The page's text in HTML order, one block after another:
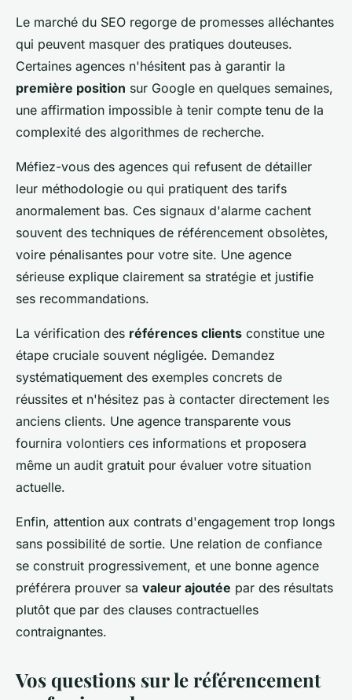
Le marché du SEO regorge de promesses alléchantes
qui peuvent masquer des pratiques douteuses.
Certaines agences n'hésitent pas à garantir la
première position sur Google en quelques semaines,
une affirmation impossible à tenir compte tenu de la
complexité des algorithmes de recherche.
Méfiez-vous des agences qui refusent de détailler
leur méthodologie ou qui pratiquent des tarifs
anormalement bas. Ces signaux d'alarme cachent
souvent des techniques de référencement obsolètes,
voire pénalisantes pour votre site. Une agence
sérieuse explique clairement sa stratégie et justifie
ses recommandations.
La vérification des références clients constitue une
étape cruciale souvent négligée. Demandez
systématiquement des exemples concrets de
réussites et n'hésitez pas à contacter directement les
anciens clients. Une agence transparente vous
fournira volontiers ces informations et proposera
même un audit gratuit pour évaluer votre situation
actuelle.
Enfin, attention aux contrats d'engagement trop longs
sans possibilité de sortie. Une relation de confiance
se construit progressivement, et une bonne agence
préférera prouver sa valeur ajoutée par des résultats
plutôt que par des clauses contractuelles
contraignantes.
Vos questions sur le référencement